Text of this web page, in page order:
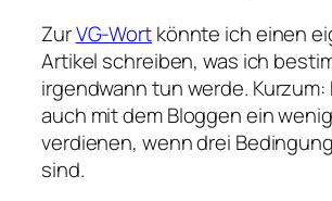
ZurVG-Wortkönnte ich einen
Artikel schreiben, was ich
irgendwann tun werde. Kurzum:
auch mit dem Bloggen ein
verdienen, wenn drei
sind.